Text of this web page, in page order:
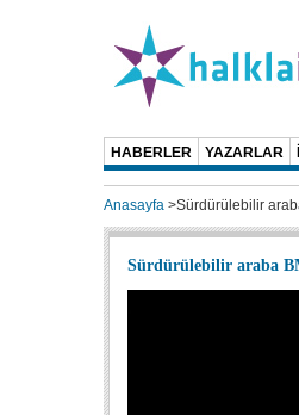
HABERLER YAZARLAR
Anasayfa >Sürdürülebilir
Sürdürülebilir araba